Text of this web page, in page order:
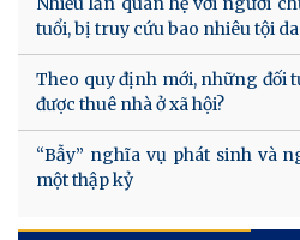
tuổi, bị truy cứu bao nhiêu tội
Theo quy định mới, những đối
được thuê nhà ở xã hội?
“Bẫy” nghĩa vụ phát sinh và
một thập kỷ